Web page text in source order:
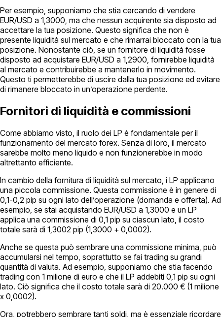
Per esempio, supponiamo che stia cercando di vendere
EUR/USD a 1,3000, ma che nessun acquirente sia disposto ad
accettare la tua posizione. Questo significa che non è
presente liquidità sul mercato e che rimarrai bloccato con la tua
posizione. Nonostante ciò, se un fornitore di liquidità fosse
disposto ad acquistare EUR/USD a 1,2900, fornirebbe liquidità
al mercato e contribuirebbe a mantenerlo in movimento.
Questo ti permetterebbe di uscire dalla tua posizione ed evitare
di rimanere bloccato in un’operazione perdente.
Fornitori di liquidità e commissioni
Come abbiamo visto, il ruolo dei LP è fondamentale per il
funzionamento del mercato forex. Senza di loro, il mercato
sarebbe molto meno liquido e non funzionerebbe in modo
altrettanto efficiente.
In cambio della fornitura di liquidità sul mercato, i LP applicano
una piccola commissione. Questa commissione è in genere di
0,1-0,2 pip su ogni lato dell’operazione (domanda e offerta). Ad
esempio, se stai acquistando EUR/USD a 1,3000 e un LP
applica una commissione di 0,1 pip su ciascun lato, il costo
totale sarà di 1,3002 pip (1,3000 + 0,0002).
Anche se questa può sembrare una commissione minima, può
accumularsi nel tempo, soprattutto se fai trading su grandi
quantità di valuta. Ad esempio, supponiamo che stia facendo
trading con 1 milione di euro e che il LP addebiti 0,1 pip su ogni
lato. Ciò significa che il costo totale sarà di 20.000 € (1 milione
x 0,0002).
Ora, potrebbero sembrare tanti soldi, ma è essenziale ricordare